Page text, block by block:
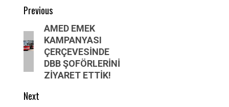
Post
navigation
Previous
Previous
post:
AMED EMEK
KAMPANYASI
ÇERÇEVESİNDE
DBB ŞOFÖRLERİNİ
ZİYARET ETTİK!
Next